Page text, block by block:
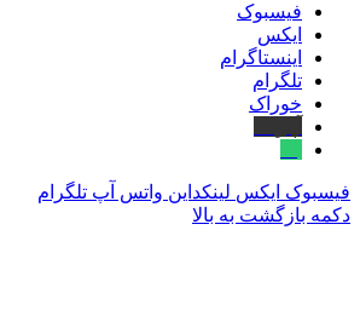
فیسبوک
ایکس
اینستاگرام
تلگرام
خوراک
فیسبوک ایکس لینکداین واتس آپ تلگرام
دکمه بازگشت به بالا